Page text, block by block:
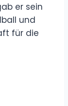
er sein
und
für die